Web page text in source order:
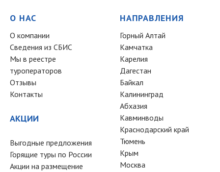
О НАС
О компании
Сведения из СБИС
Мы в реестре
туроператоров
Отзывы
Контакты
АКЦИИ
Выгодные предложения
Горящие туры по России
Акции на размещение
НАПРАВЛЕНИЯ
Горный Алтай
Камчатка
Карелия
Дагестан
Байкал
Калининград
Абхазия
Кавминводы
Краснодарский край
Тюмень
Крым
Москва